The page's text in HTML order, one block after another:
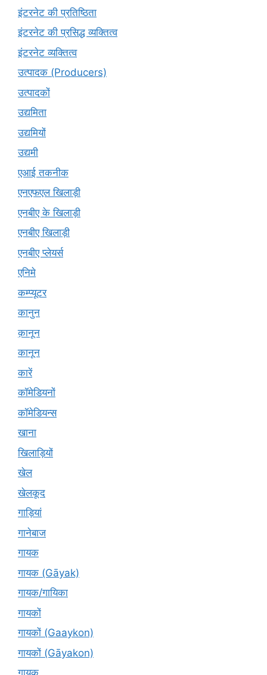
इंटरनेट की प्रतिष्ठिता
इंटरनेट की प्रसिद्ध व्यक्तित्व
इंटरनेट व्यक्तित्व
उत्पादक (Producers)
उत्पादकों
उद्यमिता
उद्यमियों
उद्यमी
एआई तकनीक
एनएफएल खिलाड़ी
एनबीए के खिलाड़ी
एनबीए खिलाड़ी
एनबीए प्लेयर्स
एनिमे
कम्प्यूटर
कानुन
क़ानून
कानून
कारें
कॉमेडियनों
कॉमेडियन्स
खाना
खिलाड़ियों
खेल
खेलकूद
गाड़ियां
गानेबाज
गायक
गायक (Gāyak)
गायक/गायिका
गायकों
गायकों (Gaaykon)
गायकों (Gāyakon)